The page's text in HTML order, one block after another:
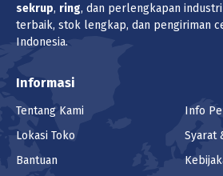
sekrup, ring, dan perlengkapan
terbaik, stok lengkap, dan pengiriman
Indonesia.
Informasi
Tentang Kami
Lokasi Toko
Bantuan
Info
Syarat